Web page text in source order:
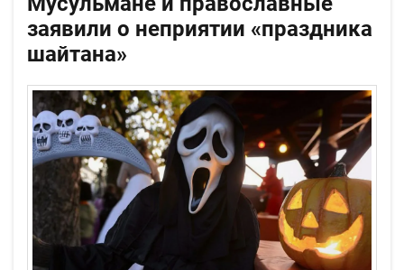
заявили о неприятии «праздника
шайтана»